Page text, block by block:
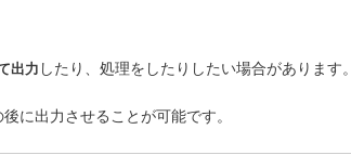
出力 したり、処理をしたりしたい場合があります。
に出力させることが可能です。